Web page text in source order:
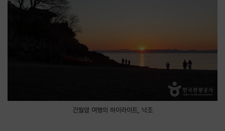
간월암 여행의 하이라이트, 낙조